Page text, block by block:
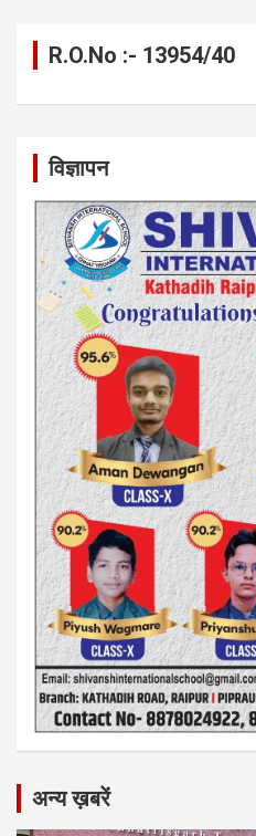
R.O.No :- 13954/40
विज्ञापन
अन्य ख़बरें